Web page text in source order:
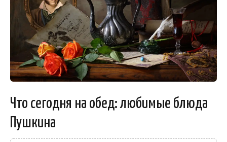
Что сегодня на обед: любимые блюда
Пушкина